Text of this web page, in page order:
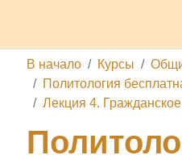
В начало Курсы
Политология
Лекция 4.